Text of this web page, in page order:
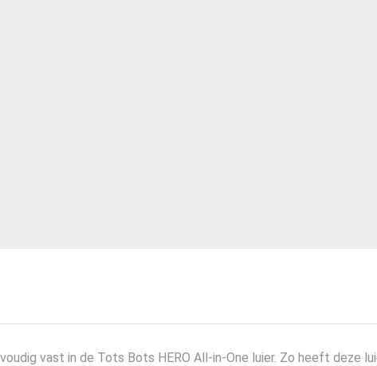
vast in de Tots Bots HERO All-in-One luier. Zo heeft deze